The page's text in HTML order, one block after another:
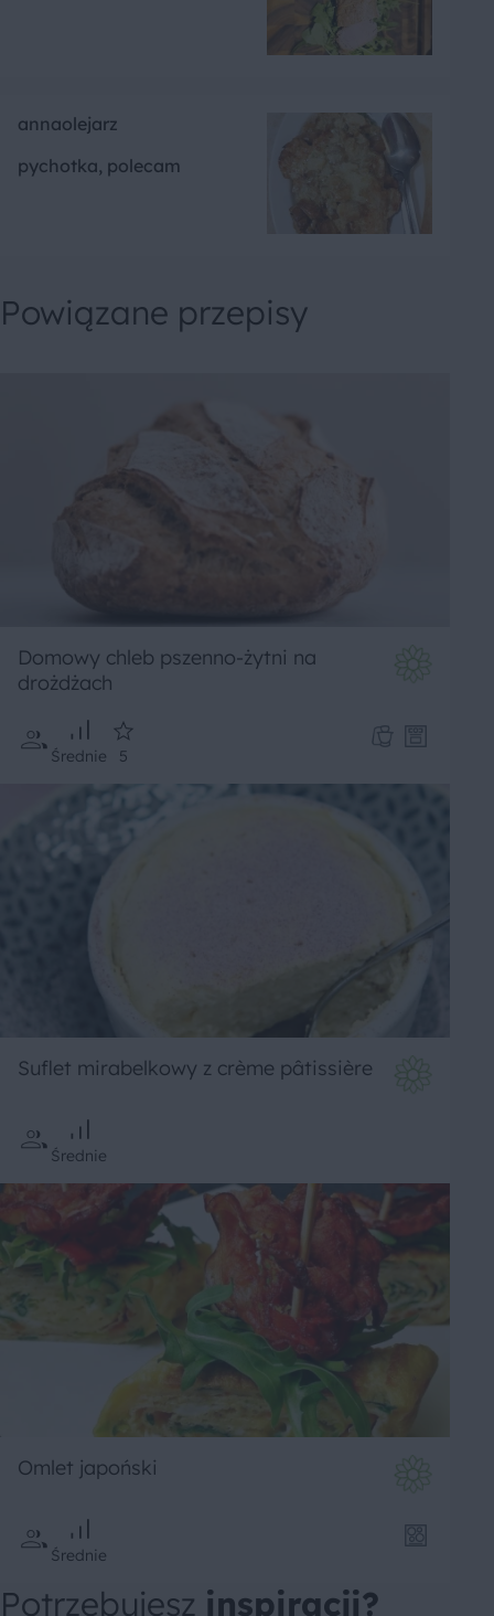
annaolejarz
pychotka, polecam
Powiązane przepisy
Domowy chleb pszenno-żytni na
drożdżach
Średnie 5
Suflet mirabelkowy z crème pâtissière
Średnie
Omlet japoński
Średnie
Potrzebujesz inspiracji?